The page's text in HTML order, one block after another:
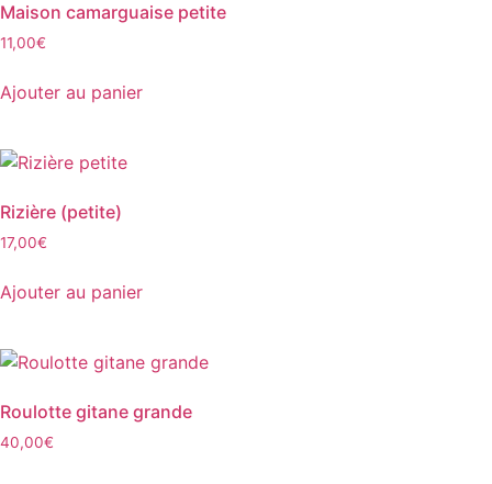
Maison camarguaise petite
11,00€
Ajouter au panier
Rizière (petite)
17,00€
Ajouter au panier
Roulotte gitane grande
40,00€